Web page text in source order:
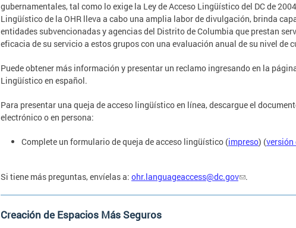
gubernamentales, tal como lo exige la Ley de Acceso Lingüístico del DC de
Lingüístico de la OHR lleva a cabo una amplia labor de divulgación, brinda
entidades subvencionadas y agencias del Distrito de Columbia que prestan
eficacia de su servicio a estos grupos con una evaluación anual de su nivel de
Puede obtener más información y presentar un reclamo ingresando en la
Lingüístico en español.
Para presentar una queja de acceso lingüístico en línea, descargue el
electrónico o en persona:
Complete un formulario de queja de acceso lingüístico (impreso) (versión
Si tiene más preguntas, envíelas a: ohr.languageaccess@dc.gov .
Creación de Espacios Más Seguros